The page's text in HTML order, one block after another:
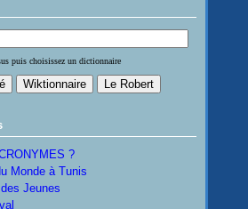
puis choisissez un dictionnaire
?
Monde à Tunis
Jeunes